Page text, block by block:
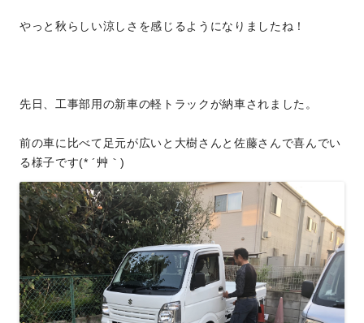
やっと秋らしい涼しさを感じるようになりましたね！
先日、工事部用の新車の軽トラックが納車されました。
前の車に比べて足元が広いと大樹さんと佐藤さんで喜んでい
る様子です(* ´艸｀)